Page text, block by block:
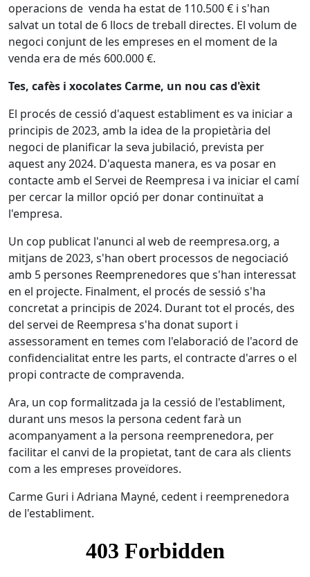
operacions de venda ha estat de 110.500 € i s'han
salvat un total de 6 llocs de treball directes. El volum de
negoci conjunt de les empreses en el moment de la
venda era de més 600.000 €.
Tes, cafès i xocolates Carme, un nou cas d'èxit
El procés de cessió d'aquest establiment es va iniciar a
principis de 2023, amb la idea de la propietària del
negoci de planificar la seva jubilació, prevista per
aquest any 2024. D'aquesta manera, es va posar en
contacte amb el Servei de Reempresa i va iniciar el camí
per cercar la millor opció per donar continuïtat a
l'empresa.
Un cop publicat l'anunci al web de reempresa.org, a
mitjans de 2023, s'han obert processos de negociació
amb 5 persones Reemprenedores que s'han interessat
en el projecte. Finalment, el procés de sessió s'ha
concretat a principis de 2024. Durant tot el procés, des
del servei de Reempresa s'ha donat suport i
assessorament en temes com l'elaboració de l'acord de
confidencialitat entre les parts, el contracte d'arres o el
propi contracte de compravenda.
Ara, un cop formalitzada ja la cessió de l'establiment,
durant uns mesos la persona cedent farà un
acompanyament a la persona reemprenedora, per
facilitar el canvi de la propietat, tant de cara als clients
com a les empreses proveïdores.
Carme Guri i Adriana Mayné, cedent i reemprenedora
de l'establiment.